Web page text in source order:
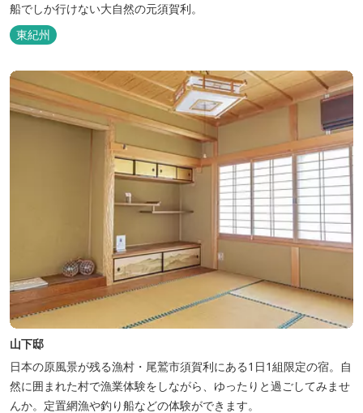
船でしか行けない大自然の元須賀利。
東紀州
山下邸
日本の原風景が残る漁村・尾鷲市須賀利にある1日1組限定の宿。自
然に囲まれた村で漁業体験をしながら、ゆったりと過ごしてみませ
んか。定置網漁や釣り船などの体験ができます。